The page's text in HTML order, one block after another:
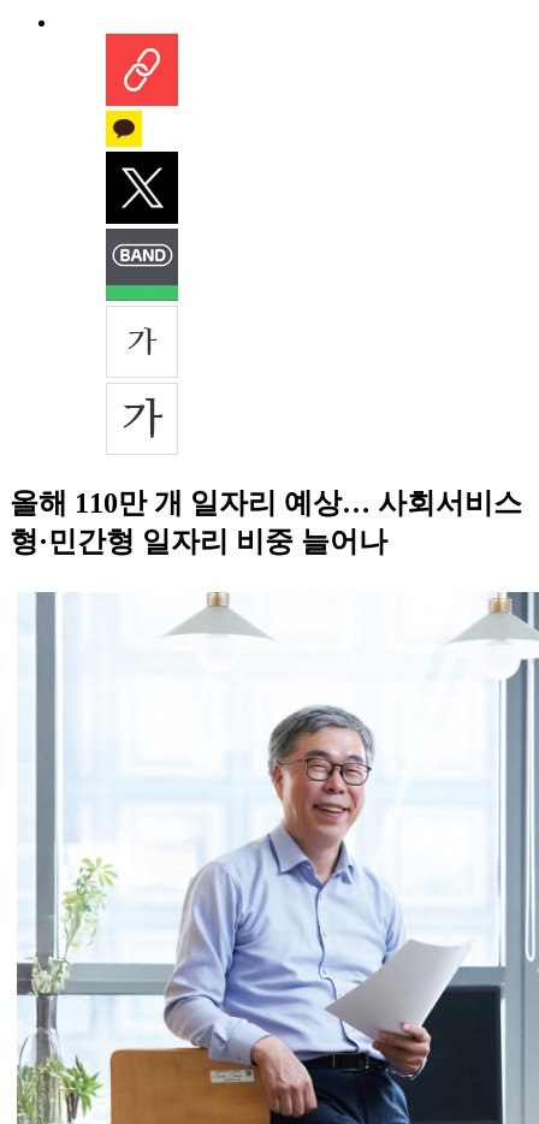
올해 110만 개 일자리 예상… 사회서비스
형·민간형 일자리 비중 늘어나